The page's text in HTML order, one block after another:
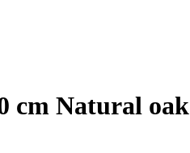
cm Natural oak